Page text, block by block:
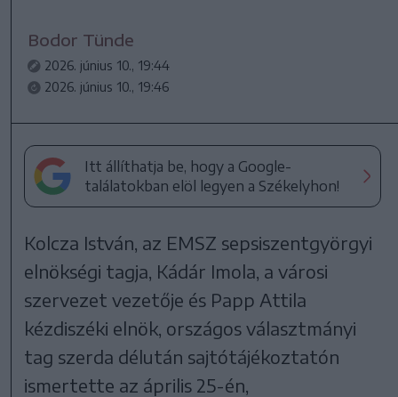
Bodor Tünde
2026. június 10., 19:44
2026. június 10., 19:46
Itt állíthatja be, hogy a Google-
találatokban elöl legyen a Székelyhon!
Kolcza István, az EMSZ sepsiszentgyörgyi
elnökségi tagja, Kádár Imola, a városi
szervezet vezetője és Papp Attila
kézdiszéki elnök, országos választmányi
tag szerda délután sajtótájékoztatón
ismertette az április 25-én,